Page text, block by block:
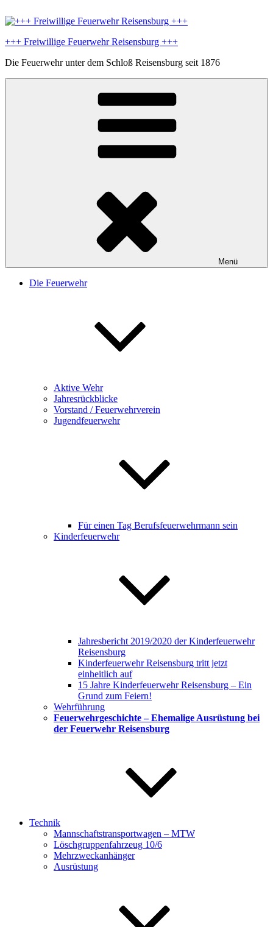
Inhalt
+++ Freiwillige Feuerwehr Reisensburg +++
Die Feuerwehr unter dem Schloß Reisensburg seit 1876
Menü
Die Feuerwehr
Aktive Wehr
Jahresrückblicke
Vorstand / Feuerwehrverein
Jugendfeuerwehr
Für einen Tag Berufsfeuerwehrmann sein
Kinderfeuerwehr
Jahresbericht 2019/2020 der Kinderfeuerwehr
Reisensburg
Kinderfeuerwehr Reisensburg tritt jetzt
einheitlich auf
15 Jahre Kinderfeuerwehr Reisensburg – Ein
Grund zum Feiern!
Wehrführung
Feuerwehrgeschichte – Ehemalige Ausrüstung bei
der Feuerwehr Reisensburg
Technik
Mannschaftstransportwagen – MTW
Löschgruppenfahrzeug 10/6
Mehrzweckanhänger
Ausrüstung